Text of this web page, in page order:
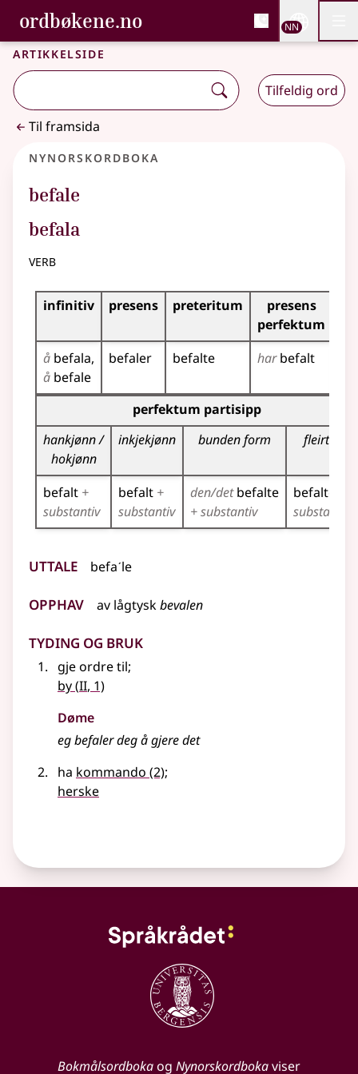
Gå til hovudinnhald
Tilgjenge
ordbøkene.no, Bokmålsordboka og
Bokmålsordboka og Nynorskordboka
NN
Artikkelside
Tilfeldig ord
Til framsida
Nynorskordboka
befale
befala
verb
Bøyningstabell for dette verbet
infinitiv presens preteritum
presens
perfektum
å befala
å befale
befaler befalte harbefalt
Bøyningstabell for dette verbet (partisippformer)
perfektum partisipp
hankjønn /
hokjønn
inkjekjønn bunden form fleirtal
befalt +
substantiv
befalt +
substantiv
den/detbefalte
+ substantiv
befalte
substantiv
Uttale befaˊle
Opphav av lågtyskbevalen
Tyding og bruk
gje ordre til;
by(2
II, 1)
Døme
eg befaler deg å gjere det
ha kommando (2);
herske
Bokmålsordbokaog Nynorskordbokaviser